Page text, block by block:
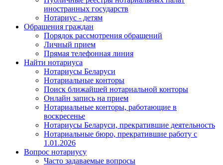
иностранных государств
Нотариус - детям
Обращения граждан
Порядок рассмотрения обращений
Личный прием
Прямая телефонная линия
Найти нотариуса
Нотариусы Беларуси
Нотариальные конторы
Поиск ближайшей нотариальной конторы
Онлайн запись на прием
Нотариальные конторы, работающие в
воскресенье
Нотариусы Беларуси, прекратившие деятельность
Нотариальные бюро, прекратившие работу с
1.01.2026
Вопрос нотариусу
Часто задаваемые вопросы